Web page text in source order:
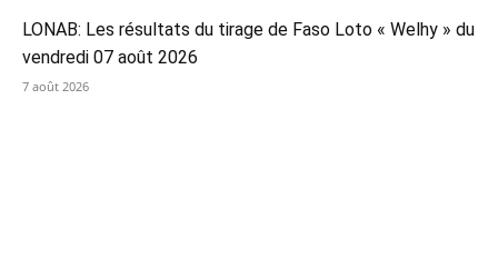
LONAB: Les résultats du tirage de Faso Loto « Welhy » du
vendredi 07 août 2026
7 août 2026